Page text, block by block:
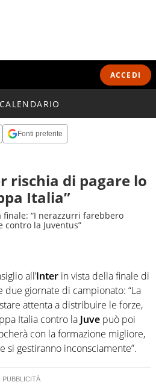
ACCEDI
CALENDARIO
Fonti preferite
rischia di pagare lo
Italia”
finale: “I nerazzurri farebbero
la Juventus”
all’Inter in vista della finale di
giornate di campionato: “La
attenta a distribuire le forze,
Italia contro la Juve può poi
con la formazione migliore,
si gestiranno inconsciamente”.